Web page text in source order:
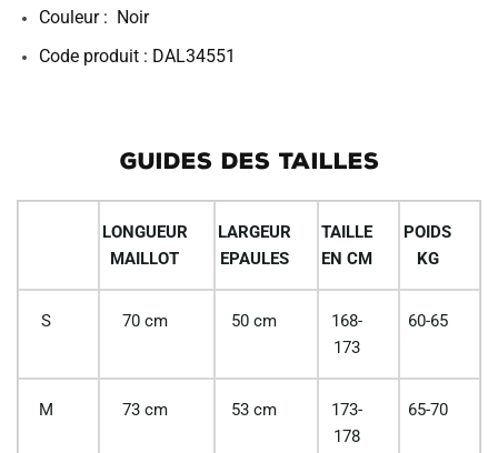
Couleur : Noir
Code produit : DAL34551
GUIDES DES TAILLES
LONGUEUR
MAILLOT
LARGEUR
EPAULES
TAILLE
EN CM
POIDS
KG
S 70 cm 50 cm
168-
173
60-65
M 73 cm 53 cm
173-
178
65-70